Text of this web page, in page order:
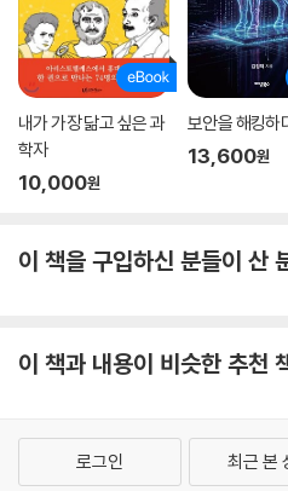
내가 가장 닮고 싶은 과
학자
10,000원
보안을 해킹하
13,600원
이 책을 구입하신 분들이 산
이 책과 내용이 비슷한 추천
로그인 최근 본